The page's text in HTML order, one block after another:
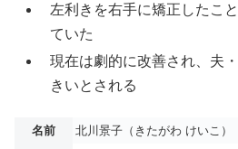
左利きを右手に矯正したこ
ていた
現在は劇的に改善され、夫
きいとされる
名前
北川景子（きたがわ けいこ）